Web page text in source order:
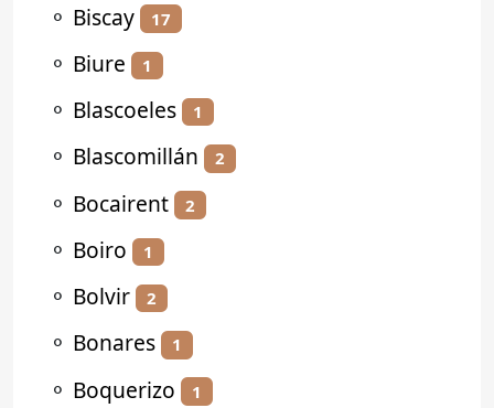
⚬ Biscay 17
⚬ Biure 1
⚬ Blascoeles 1
⚬ Blascomillán 2
⚬ Bocairent 2
⚬ Boiro 1
⚬ Bolvir 2
⚬ Bonares 1
⚬ Boquerizo 1